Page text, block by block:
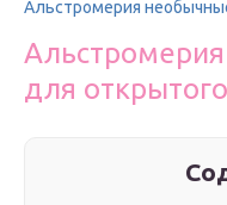
Альстромерия
для